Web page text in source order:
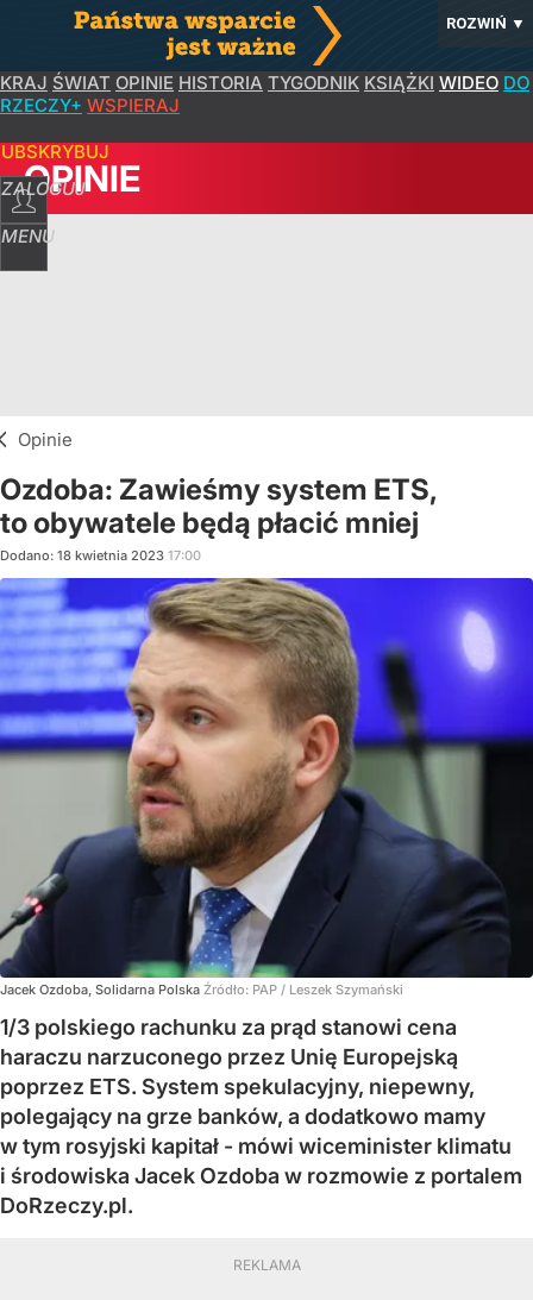
ROZWIŃ ▼
KRAJ ŚWIAT OPINIE HISTORIA TYGODNIK KSIĄŻKI WIDEO DO
RZECZY+ WSPIERAJ
ZALOGUJ
MENU
OPINIE
Opinie
Ozdoba: Zawieśmy system ETS,
to obywatele będą płacić mniej
Dodano: 18 kwietnia 2023 17:00
Jacek Ozdoba, Solidarna Polska Źródło: PAP / Leszek Szymański
1/3 polskiego rachunku za prąd stanowi cena
haraczu narzuconego przez Unię Europejską
poprzez ETS. System spekulacyjny, niepewny,
polegający na grze banków, a dodatkowo mamy
w tym rosyjski kapitał - mówi wiceminister klimatu
i środowiska Jacek Ozdoba w rozmowie z portalem
DoRzeczy.pl.